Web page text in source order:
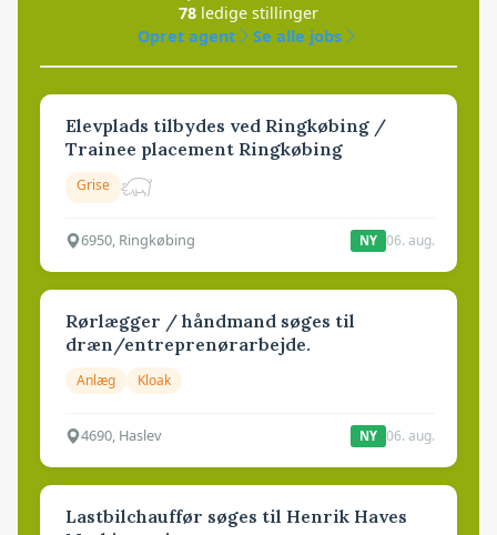
78 ledige stillinger
Opret agent
Se alle jobs
Elevplads tilbydes ved Ringkøbing /
Trainee placement Ringkøbing
Grise
6950, Ringkøbing NY 06. aug.
Rørlægger / håndmand søges til
dræn/entreprenørarbejde.
Anlæg Kloak
4690, Haslev NY 06. aug.
Lastbilchauffør søges til Henrik Haves